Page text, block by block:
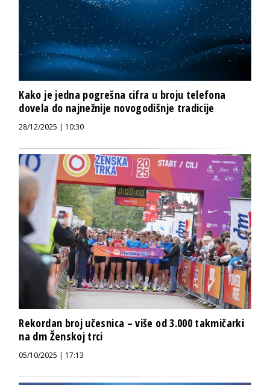
Kako je jedna pogrešna cifra u broju telefona
dovela do najnežnije novogodišnje tradicije
28/12/2025 | 10:30
Rekordan broj učesnica – više od 3.000 takmičarki
na dm Ženskoj trci
05/10/2025 | 17:13